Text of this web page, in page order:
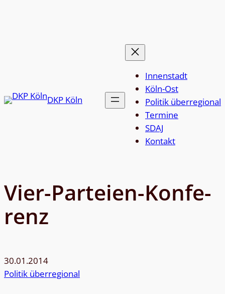
DKP Köln
Innenstadt
Köln-Ost
Politik überregional
Termine
SDAJ
Kon­takt
Vier-Par­teien-Kon­fe­
renz
30.01.2014
Politik überregional